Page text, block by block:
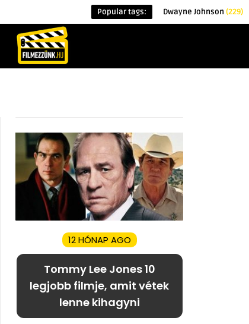
Popular tags: Dwayne Johnson (229)
12 HÓNAP AGO
Tommy Lee Jones 10
legjobb filmje, amit vétek
lenne kihagyni